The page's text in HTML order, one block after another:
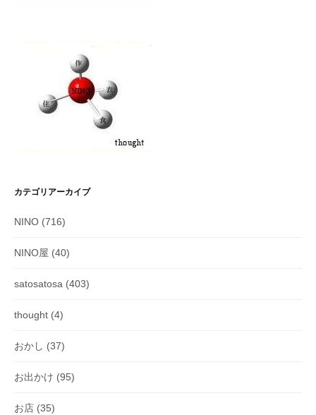
カテゴリアーカイブ
NINO (716)
NINO屋 (40)
satosatosa (403)
thought (4)
おかし (37)
お出かけ (95)
お店 (35)